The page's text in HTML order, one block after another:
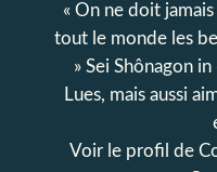
« On ne doit
tout le monde les
» Sei Shônagon
Lues, mais aussi
Voir le profil de